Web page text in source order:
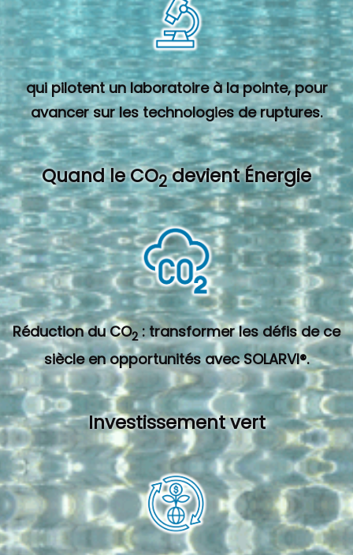
qui pilotent un laboratoire à la pointe, pour
avancer sur les technologies de ruptures.
Quand le CO2devient Énergie
Réduction du CO2 : transformer les défis de ce
siècle en opportunités avec SOLARVI®.
Investissement vert